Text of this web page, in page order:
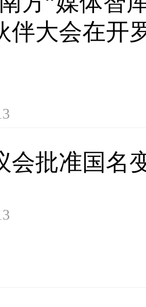
伴大会在开
会批准国名